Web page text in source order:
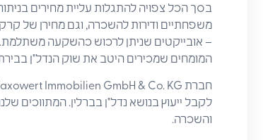
משפחתיים ודירות להשכרה, וגם מחירן של
– אובייקטים שניתן לרכוש כהשקעה
המומחים שמכירים היטב את שוק הנדל"ן
לקבל ייעוץ בנושא נדל"ן בברלין. המתווכים
והשכרה.